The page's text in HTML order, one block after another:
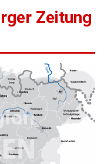
Zeitung